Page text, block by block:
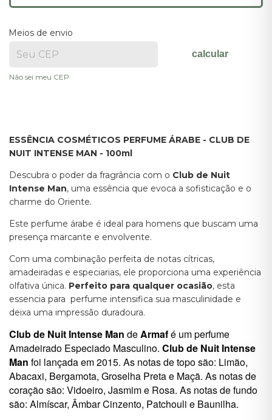
Meios de envio
calcular
Não sei meu CEP
ESSÊNCIA COSMÉTICOS PERFUME ÁRABE - CLUB DE
NUIT INTENSE MAN - 100ml
Descubra o poder da fragrância com o Club de Nuit
Intense Man, uma essência que evoca a sofisticação e o
charme do Oriente.
Este perfume árabe é ideal para homens que buscam uma
presença marcante e envolvente.
Com uma combinação perfeita de notas cítricas,
amadeiradas e especiarias, ele proporciona uma experiência
olfativa única. Perfeito para qualquer ocasião, esta
essencia para perfume intensifica sua masculinidade e
deixa uma impressão duradoura.
Club de Nuit Intense Man de Armafé um perfume
Amadeirado Especiado Masculino. Club de Nuit Intense
Man foi lançada em 2015. As notas de topo são: Limão,
Abacaxi, Bergamota, Groselha Preta e Maçã. As notas de
coração são: Vidoeiro, Jasmim e Rosa. As notas de fundo
são: Almíscar, Âmbar Cinzento, Patchouli e Baunilha.